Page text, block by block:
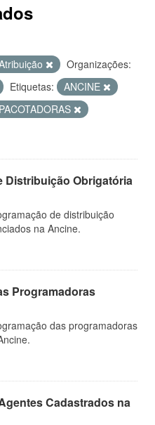
Organizações:
Etiquetas:
ANCINE
Distribuição Obrigatória
de distribuição
na Ancine.
Programadoras
das programadoras
Cadastrados na